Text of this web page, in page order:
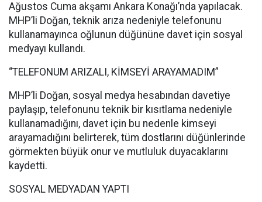
Ağustos Cuma akşamı Ankara Konağı’nda yapılacak.
MHP’li Doğan, teknik arıza nedeniyle telefonunu
kullanamayınca oğlunun düğününe davet için sosyal
medyayı kullandı.
“TELEFONUM ARIZALI, KİMSEYİ ARAYAMADIM”
MHP’li Doğan, sosyal medya hesabından davetiye
paylaşıp, telefonunu teknik bir kısıtlama nedeniyle
kullanamadığını, davet için bu nedenle kimseyi
arayamadığını belirterek, tüm dostlarını düğünlerinde
görmekten büyük onur ve mutluluk duyacaklarını
kaydetti.
SOSYAL MEDYADAN YAPTI